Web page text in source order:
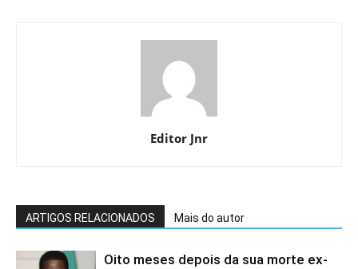
Editor Jnr
ARTIGOS RELACIONADOS Mais do autor
Oito meses depois da sua morte ex-